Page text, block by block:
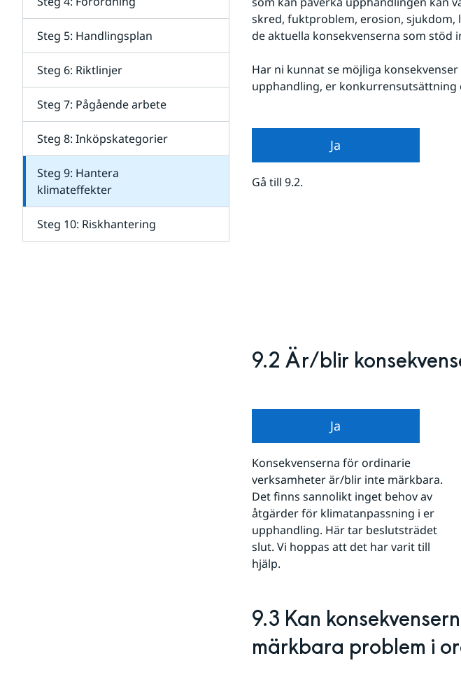
Steg 5: Handlingsplan
Steg 6: Riktlinjer
Steg 7: Pågående arbete
Steg 8: Inköpskategorier
Steg 9: Hantera
klimateffekter
Steg 10: Riskhantering
skred, fuktproblem, erosion, sjukdom,
de aktuella konsekvenserna som stöd
Har ni kunnat se möjliga
upphandling, er konkurrensutsättning
Ja
Gå till 9.2.
9.2 Är/blir
Ja
Konsekvenserna för ordinarie
verksamheter är/blir inte märkbara.
Det finns sannolikt inget behov av
åtgärder för klimatanpassning i er
upphandling. Här tar beslutsträdet
slut. Vi hoppas att det har varit till
hjälp.
9.3 Kan
märkbara problem i